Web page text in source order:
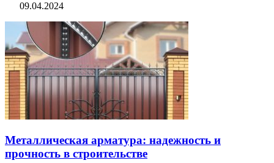
09.04.2024
Металлическая арматура: надежность и
прочность в строительстве